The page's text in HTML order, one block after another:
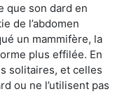
que son dard en
de l’abdomen
un mammifère, la
plus effilée. En
solitaires, et celles
ou ne l’utilisent pas